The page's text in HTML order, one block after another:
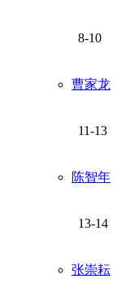
8-10
曹家龙
11-13
陈智年
13-14
张崇耘